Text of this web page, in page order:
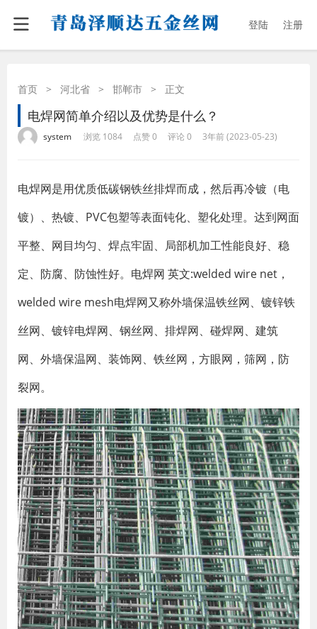
登陆 注册
首页 > 河北省 > 邯郸市 > 正文
电焊网简单介绍以及优势是什么？
system 浏览 1084 点赞 0 评论 0 3年前 (2023-05-23)
电焊网是用优质低碳钢铁丝排焊而成，然后再冷镀（电
镀）、热镀、PVC包塑等表面钝化、塑化处理。达到网面
平整、网目均匀、焊点牢固、局部机加工性能良好、稳
定、防腐、防蚀性好。电焊网 英文:welded wire net，
welded wire mesh电焊网又称外墙保温铁丝网、镀锌铁
丝网、镀锌电焊网、钢丝网、排焊网、碰焊网、建筑
网、外墙保温网、装饰网、铁丝网，方眼网，筛网，防
裂网。